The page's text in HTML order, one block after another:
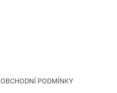
OBCHODNÍ PODMÍNKY